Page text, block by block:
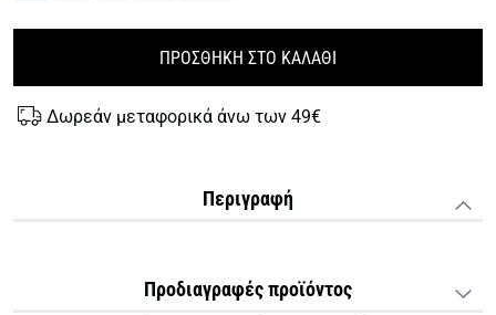
ΠΡΟΣΘΗΚΗ ΣΤΟ ΚΑΛΑΘΙ
Δωρεάν μεταφορικά άνω των 49€
Περιγραφή
Προδιαγραφές προϊόντος